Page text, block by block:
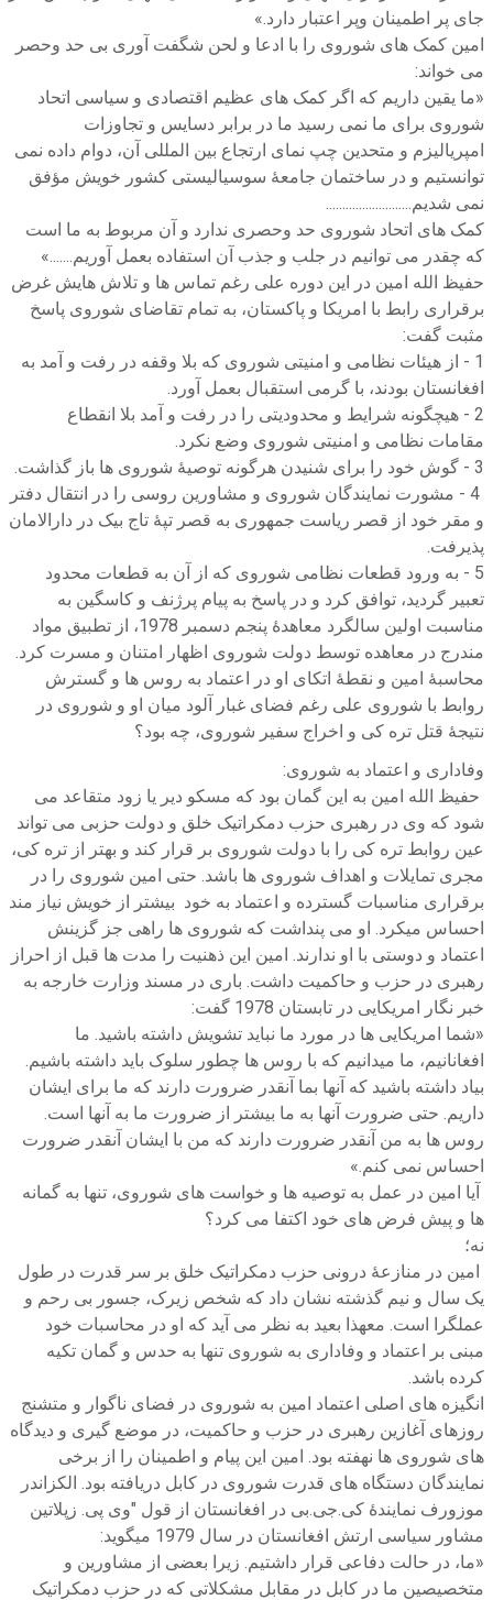
جای پر اطمینان وپر اعتبار دارد.»
امین کمک های شوروی را با ادعا و لحن شگفت آوری بی حد وحصر
می خواند:
«ما یقین داریم که اگر کمک های عظیم اقتصادی و سیاسی اتحاد
شوروی برای ما نمی رسید ما در برابر دسایس و تجاوزات
امپریالیزم و متحدین چپ نمای ارتجاع بین المللی آن، دوام داده نمی
توانستیم و در ساختمان جامعۀ سوسیالیستی کشور خویش مؤفق
نمی شدیم..........................
کمک های اتحاد شوروی حد وحصری ندارد و آن مربوط به ما است
که چقدر می توانیم در جلب و جذب آن استفاده بعمل آوریم.......»
حفیظ الله امین در این دوره علی رغم تماس ها و تلاش هایش غرض
برقراری رابط با امریکا و پاکستان، به تمام تقاضای شوروی پاسخ
مثبت گفت:
1 - از هیئات نظامی و امنیتی شوروی که بلا وقفه در رفت و آمد به
افغانستان بودند، با گرمی استقبال بعمل آورد.
2 - هیچگونه شرایط و محدودیتی را در رفت و آمد بلا انقطاع
مقامات نظامی و امنیتی شوروی وضع نکرد.
3 - گوش خود را برای شنیدن هرگونه توصیۀ شوروی ها باز گذاشت.
4 - مشورت نمایندگان شوروی و مشاورین روسی را در انتقال دفتر
و مقر خود از قصر ریاست جمهوری به قصر تپۀ تاج بیک در دارالامان
پذیرفت.
5 - به ورود قطعات نظامی شوروی که از آن به قطعات محدود
تعبیر گردید، توافق کرد و در پاسخ به پیام پرژنف و کاسگین به
مناسبت اولین سالگرد معاهدۀ پنجم دسمبر 1978، از تطبیق مواد
مندرج در معاهده توسط دولت شوروی اظهار امتنان و مسرت کرد.
محاسبۀ امین و نقطۀ اتکای او در اعتماد به روس ها و گسترش
روابط با شوروی علی رغم فضای غبار آلود میان او و شوروی در
نتیجۀ قتل تره کی و اخراج سفیر شوروی، چه بود؟
وفاداری و اعتماد به شوروی:
حفیظ الله امین به این گمان بود که مسکو دیر یا زود متقاعد می
شود که وی در رهبری حزب دمکراتیک خلق و دولت حزبی می تواند
عین روابط تره کی را با دولت شوروی بر قرار کند و بهتر از تره کی،
مجری تمایلات و اهداف شوروی ها باشد. حتی امین شوروی را در
برقراری مناسبات گسترده و اعتماد به خود بیشتر از خویش نیاز مند
احساس میکرد. او می پنداشت که شوروی ها راهی جز گزینش
اعتماد و دوستی با او ندارند. امین این ذهنیت را مدت ها قبل از احراز
رهبری در حزب و حاکمیت داشت. باری در مسند وزارت خارجه به
خبر نگار امریکایی در تابستان 1978 گفت:
«شما امریکایی ها در مورد ما نباید تشویش داشته باشید. ما
افغانانیم، ما میدانیم که با روس ها چطور سلوک باید داشته باشیم.
بیاد داشته باشید که آنها بما آنقدر ضرورت دارند که ما برای ایشان
داریم. حتی ضرورت آنها به ما بیشتر از ضرورت ما به آنها است.
روس ها به من آنقدر ضرورت دارند که من با ایشان آنقدر ضرورت
احساس نمی کنم.»
آیا امین در عمل به توصیه ها و خواست های شوروی، تنها به گمانه
ها و پیش فرض های خود اکتفا می کرد؟
نه؛
امین در منازعۀ درونی حزب دمکراتیک خلق بر سر قدرت در طول
یک سال و نیم گذشته نشان داد که شخص زیرک، جسور بی رحم و
عملگرا است. معهذا بعید به نظر می آید که او در محاسبات خود
مبنی بر اعتماد و وفاداری به شوروی تنها به حدس و گمان تکیه
کرده باشد.
انگیزه های اصلی اعتماد امین به شوروی در فضای ناگوار و متشنج
روزهای آغازین رهبری در حزب و حاکمیت، در موضع گیری و دیدگاه
های شوروی ها نهفته بود. امین این پیام و اطمینان را از برخی
نمایندگان دستگاه های قدرت شوروی در کابل دریافته بود. الکزاندر
موزورف نمایندۀ کی.جی.بی در افغانستان از قول "وی پی. زپلاتین
مشاور سیاسی ارتش افغانستان در سال 1979 میگوید:
«ما، در حالت دفاعی قرار داشتیم. زیرا بعضی از مشاورین و
متخصیصین ما در کابل در مقابل مشکلاتی که در حزب دمکراتیک